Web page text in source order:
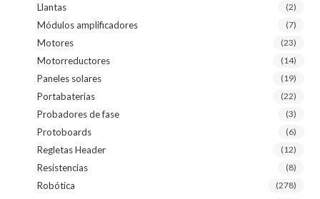
Llantas (2)
Módulos amplificadores (7)
Motores (23)
Motorreductores (14)
Paneles solares (19)
Portabaterias (22)
Probadores de fase (3)
Protoboards (6)
Regletas Header (12)
Resistencias (8)
Robótica (278)